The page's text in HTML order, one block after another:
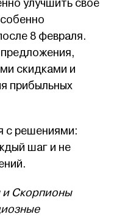
улучшить свое
8 февраля.
скидками и
прибыльных
с решениями:
шаг и не
и Скорпионы